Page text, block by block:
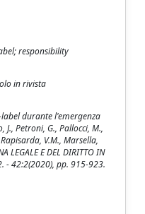
responsibility
in rivista
durante l'emergenza
Petroni, G., Pallocci, M.,
V.M., Marsella,
LEGALE E DEL DIRITTO IN
- 42:2(2020), pp. 915-923.